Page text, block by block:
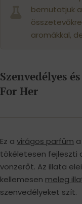
bemutatjuk
aromákkal,
Szenvedélyes
For Her
Ez a virágos parfüm
tökéletesen fejleszti
vonzerőt. Az illata
kellemesen meleg
szenvedélyeket szít.